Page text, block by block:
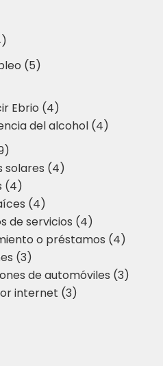
(5)
Ebrio (4)
del alcohol (4)
solares (4)
(4)
(4)
de servicios (4)
o préstamos (4)
(3)
de automóviles (3)
internet (3)